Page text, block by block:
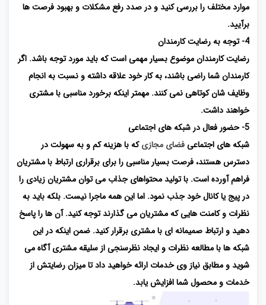
موارد مختلف را بررسی کنید و در صدد رفع مشکلات و بهبود فرصت ها
برآیید.
4- توجه به رضایت کارمندان
رضایت کارمندان موضوع بسیار مهمی است که باید مورد توجه باشد. اگر
کارمندان شما راضی باشند، به کار خود علاقه داشته و نسبت به انجام
وظایف شان کوتاهی نمی کنند. مهمتر اینکه برخورد مناسبی با مشتری
خواهند داشت.
5- حضور فعال در شبکه های اجتماعی
شبکه های اجتماعیفضای مجازیکه با هزینه کم و به سهولت در
دسترس هستند، فرصت بسیار مناسبی را برای برقراری ارتباط با مشتریان
فراهم آورده است. با تولید محتواهای جذاب می توان مشتریان زیادی را
در پیج یا کانال خود جذب نمود. اما این همه ماجرا نیست. بلکه باید به
نظرات و کامنت هایی که مشتریان می گذارند توجه کنید. آن ها را پاسخ
دهید و ارتباط صمیمانه ای با مشتری برقرار کنید. ضمن اینکه در این
شبکه ها با مطالعه نظرات و ایجاد نظرسنجی از سلیقه مشتری آگاه می
شوید و مطابق نیاز وی خدمات ارائه خواهید داد تا میزان رضایتش از
خدمات و محصول شما افزایش یابد.